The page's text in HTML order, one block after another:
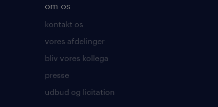
om os
kontakt os
vores afdelinger
bliv vores kollega
presse
udbud og licitation